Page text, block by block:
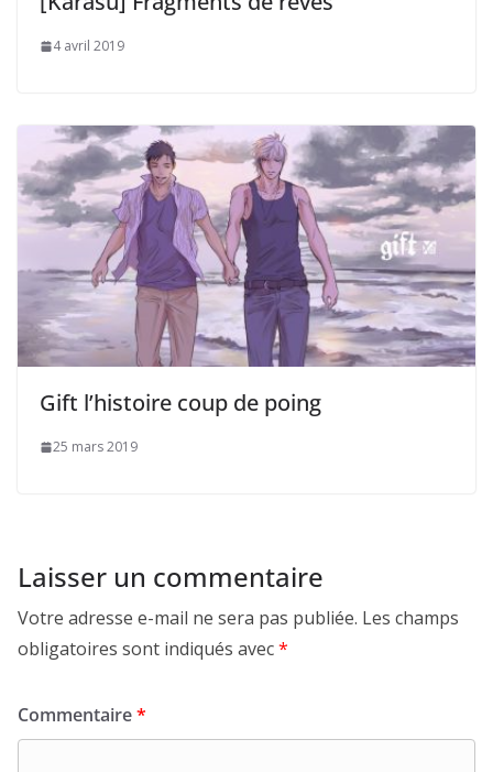
4 avril 2019
Gift l’histoire coup de poing
25 mars 2019
Laisser un commentaire
Votre adresse e-mail ne sera pas publiée. Les champs
obligatoires sont indiqués avec*
Commentaire*